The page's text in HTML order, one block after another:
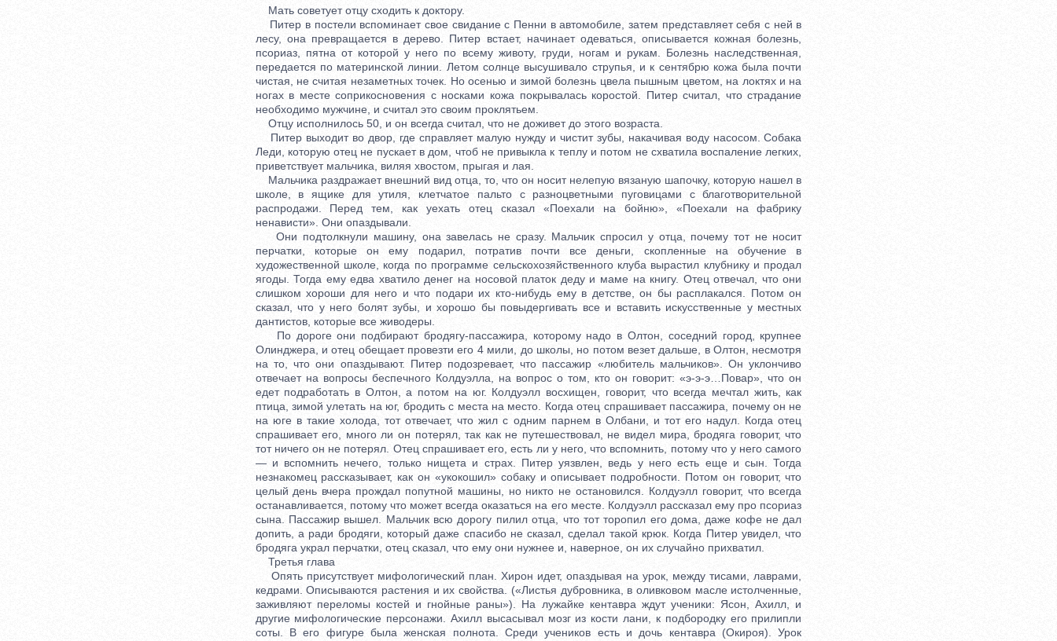
Мать советует отцу сходить к доктору.
Питер в постели вспоминает свое свидание с Пенни в автомобиле, затем представляет себя с ней в
лесу, она превращается в дерево. Питер встает, начинает одеваться, описывается кожная болезнь,
псориаз, пятна от которой у него по всему животу, груди, ногам и рукам. Болезнь наследственная,
передается по материнской линии. Летом солнце высушивало струпья, и к сентябрю кожа была почти
чистая, не считая незаметных точек. Но осенью и зимой болезнь цвела пышным цветом, на локтях и на
ногах в месте соприкосновения с носками кожа покрывалась коростой. Питер считал, что страдание
необходимо мужчине, и считал это своим проклятьем.
Отцу исполнилось 50, и он всегда считал, что не доживет до этого возраста.
Питер выходит во двор, где справляет малую нужду и чистит зубы, накачивая воду насосом. Собака
Леди, которую отец не пускает в дом, чтоб не привыкла к теплу и потом не схватила воспаление легких,
приветствует мальчика, виляя хвостом, прыгая и лая.
Мальчика раздражает внешний вид отца, то, что он носит нелепую вязаную шапочку, которую нашел в
школе, в ящике для утиля, клетчатое пальто с разноцветными пуговицами с благотворительной
распродажи. Перед тем, как уехать отец сказал «Поехали на бойню», «Поехали на фабрику
ненависти». Они опаздывали.
Они подтолкнули машину, она завелась не сразу. Мальчик спросил у отца, почему тот не носит
перчатки, которые он ему подарил, потратив почти все деньги, скопленные на обучение в
художественной школе, когда по программе сельскохозяйственного клуба вырастил клубнику и продал
ягоды. Тогда ему едва хватило денег на носовой платок деду и маме на книгу. Отец отвечал, что они
слишком хороши для него и что подари их кто-нибудь ему в детстве, он бы расплакался. Потом он
сказал, что у него болят зубы, и хорошо бы повыдергивать все и вставить искусственные у местных
дантистов, которые все живодеры.
По дороге они подбирают бродягу-пассажира, которому надо в Олтон, соседний город, крупнее
Олинджера, и отец обещает провезти его 4 мили, до школы, но потом везет дальше, в Олтон, несмотря
на то, что они опаздывают. Питер подозревает, что пассажир «любитель мальчиков». Он уклончиво
отвечает на вопросы беспечного Колдуэлла, на вопрос о том, кто он говорит: «э-э-э…Повар», что он
едет подработать в Олтон, а потом на юг. Колдуэлл восхищен, говорит, что всегда мечтал жить, как
птица, зимой улетать на юг, бродить с места на место. Когда отец спрашивает пассажира, почему он не
на юге в такие холода, тот отвечает, что жил с одним парнем в Олбани, и тот его надул. Когда отец
спрашивает его, много ли он потерял, так как не путешествовал, не видел мира, бродяга говорит, что
тот ничего он не потерял. Отец спрашивает его, есть ли у него, что вспомнить, потому что у него самого
— и вспомнить нечего, только нищета и страх. Питер уязвлен, ведь у него есть еще и сын. Тогда
незнакомец рассказывает, как он «укокошил» собаку и описывает подробности. Потом он говорит, что
целый день вчера прождал попутной машины, но никто не остановился. Колдуэлл говорит, что всегда
останавливается, потому что может всегда оказаться на его месте. Колдуэлл рассказал ему про псориаз
сына. Пассажир вышел. Мальчик всю дорогу пилил отца, что тот торопил его дома, даже кофе не дал
допить, а ради бродяги, который даже спасибо не сказал, сделал такой крюк. Когда Питер увидел, что
бродяга украл перчатки, отец сказал, что ему они нужнее и, наверное, он их случайно прихватил.
Третья глава
Опять присутствует мифологический план. Хирон идет, опаздывая на урок, между тисами, лаврами,
кедрами. Описываются растения и их свойства. («Листья дубровника, в оливковом масле истолченные,
заживляют переломы костей и гнойные раны»). На лужайке кентавра ждут ученики: Ясон, Ахилл, и
другие мифологические персонажи. Ахилл высасывал мозг из кости лани, к подбородку его прилипли
соты. В его фигуре была женская полнота. Среди учеников есть и дочь кентавра (Окироя). Урок